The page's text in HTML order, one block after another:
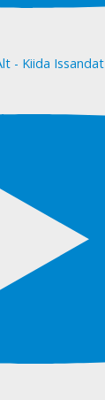
- Kiida Issandat